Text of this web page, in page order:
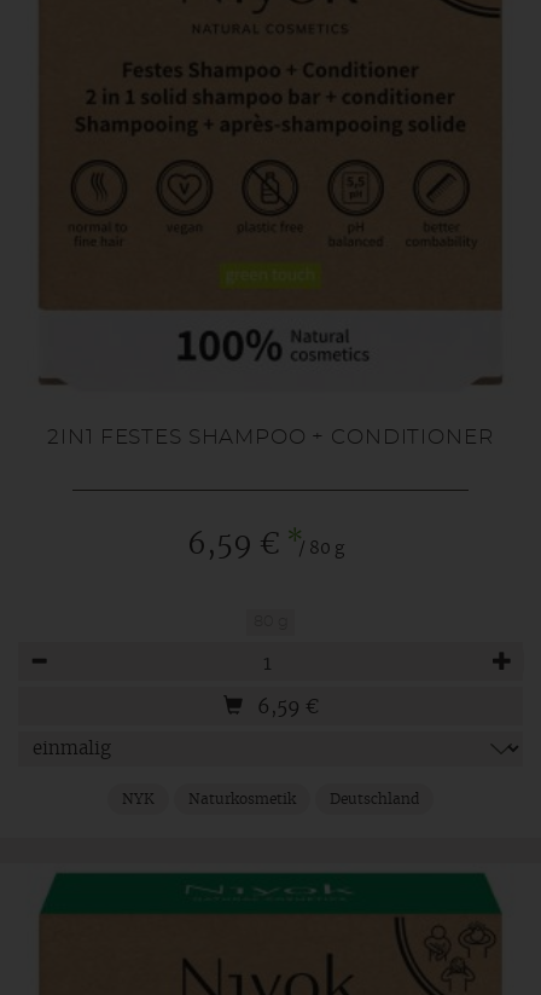
2IN1 FESTES SHAMPOO + CONDITIONER
6,59 € */ 80 g
6,59 €
NYK Naturkosmetik Deutschland